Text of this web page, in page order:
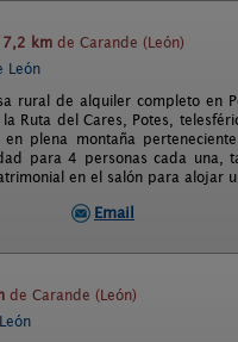
km de Carande (León)
León
rural de alquiler completo en
Ruta del Cares, Potes,
plena montaña
para 4 personas cada una,
en el salón para alojar
Email
de Carande (León)